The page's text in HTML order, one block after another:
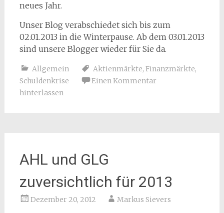
neues Jahr.
Unser Blog verabschiedet sich bis zum
02.01.2013 in die Winterpause. Ab dem 03.01.2013
sind unsere Blogger wieder für Sie da.
Allgemein Aktienmärkte, Finanzmärkte,
Schuldenkrise
Einen Kommentar
hinterlassen
AHL und GLG
zuversichtlich für 2013
Dezember 20, 2012 Markus Sievers